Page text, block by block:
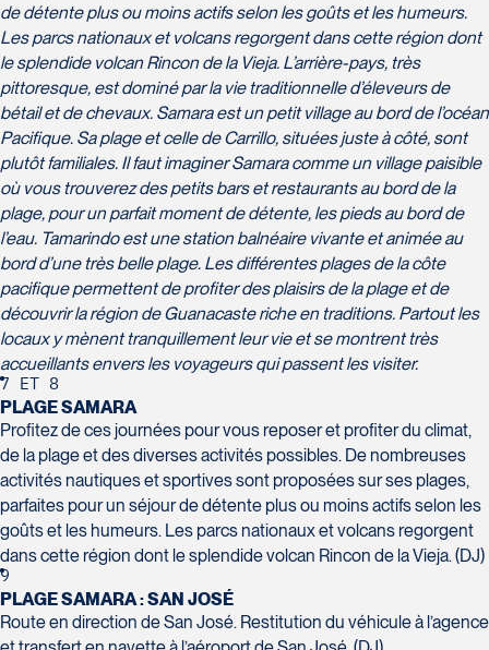
de détente plus ou moins actifs selon les goûts et les humeurs.
Les parcs nationaux et volcans regorgent dans cette région dont
le splendide volcan Rincon de la Vieja. L’arrière-pays, très
pittoresque, est dominé par la vie traditionnelle d’éleveurs de
bétail et de chevaux. Samara est un petit village au bord de l’océan
Pacifique. Sa plage et celle de Carrillo, situées juste à côté, sont
plutôt familiales. Il faut imaginer Samara comme un village paisible
où vous trouverez des petits bars et restaurants au bord de la
plage, pour un parfait moment de détente, les pieds au bord de
l’eau. Tamarindo est une station balnéaire vivante et animée au
bord d’une très belle plage. Les différentes plages de la côte
pacifique permettent de profiter des plaisirs de la plage et de
découvrir la région de Guanacaste riche en traditions. Partout les
locaux y mènent tranquillement leur vie et se montrent très
accueillants envers les voyageurs qui passent les visiter.
7 ET 8
PLAGE SAMARA
Profitez de ces journées pour vous reposer et profiter du climat,
de la plage et des diverses activités possibles. De nombreuses
activités nautiques et sportives sont proposées sur ses plages,
parfaites pour un séjour de détente plus ou moins actifs selon les
goûts et les humeurs. Les parcs nationaux et volcans regorgent
dans cette région dont le splendide volcan Rincon de la Vieja. (DJ)
9
PLAGE SAMARA : SAN JOSÉ
Route en direction de San José. Restitution du véhicule à l’agence
Voyages Tourbec Lapointe
1000 Boulevard Monseigneur Langlois -
Local 150
Salaberry-de-Valleyfield
J6S 0J7
Tél :450-373-1475
Voyages Transat St-Bruno
117 Boulevard Les Promenades -
Promenades St-Bruno
Saint-Bruno-de-Montarville
J3V 5K2
Tél :450-441-1220 / 1-833-487-9323
Voyages Plein Soleil
4100 Boulevard de l'Auvergne - Suite 108
Québec
G2C 1T8
Tél : 418-847-1023 / 1-888-686-0049
Voyages Thomassin St-Hilaire
1100 Boulevard de La Chaudière #129
Québec
G1Y 0A1
Tél :418-948-8488